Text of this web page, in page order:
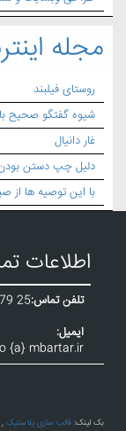
مجله
روستای فیلبند
شیوه گفتگو صحیح با
غار دانیال
دلیل چپ دستن
با این توصیه ها از
اطلاعات
تلفن تماس:25
ایمیل:
{a} mbartar.ir
بک لینک: قالب سازی پلاستیک ,